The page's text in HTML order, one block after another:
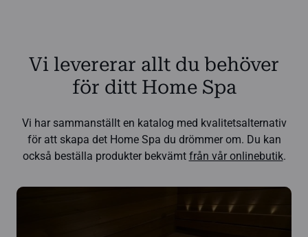
Vi levererar allt du behöver
för ditt Home Spa
Vi har sammanställt en katalog med kvalitetsalternativ
för att skapa det Home Spa du drömmer om. Du kan
också beställa produkter bekvämt från vår onlinebutik.